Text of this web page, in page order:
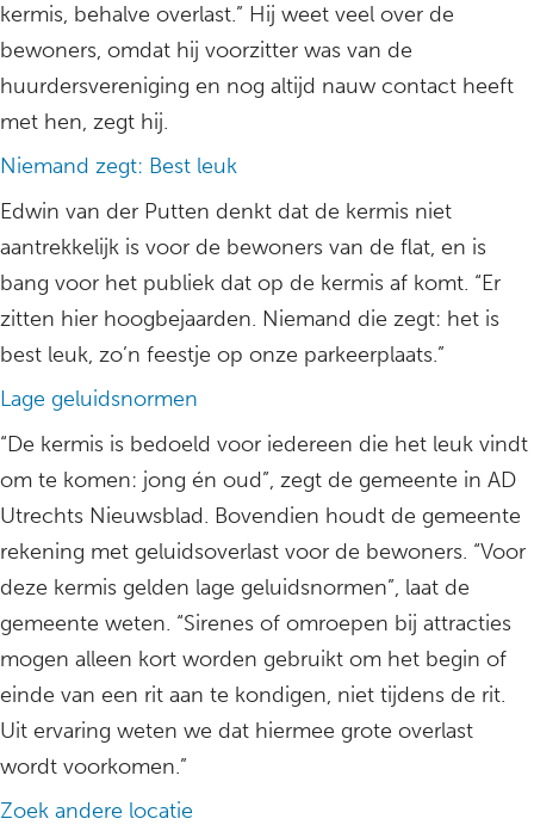
kermis, behalve overlast.” Hij weet veel over de
bewoners, omdat hij voorzitter was van de
huurdersvereniging en nog altijd nauw contact heeft
met hen, zegt hij.
Niemand zegt: Best leuk
Edwin van der Putten denkt dat de kermis niet
aantrekkelijk is voor de bewoners van de flat, en is
bang voor het publiek dat op de kermis af komt. “Er
zitten hier hoogbejaarden. Niemand die zegt: het is
best leuk, zo’n feestje op onze parkeerplaats.”
Lage geluidsnormen
“De kermis is bedoeld voor iedereen die het leuk vindt
om te komen: jong én oud”, zegt de gemeente in AD
Utrechts Nieuwsblad. Bovendien houdt de gemeente
rekening met geluidsoverlast voor de bewoners. “Voor
deze kermis gelden lage geluidsnormen”, laat de
gemeente weten. “Sirenes of omroepen bij attracties
mogen alleen kort worden gebruikt om het begin of
einde van een rit aan te kondigen, niet tijdens de rit.
Uit ervaring weten we dat hiermee grote overlast
wordt voorkomen.”
Zoek andere locatie